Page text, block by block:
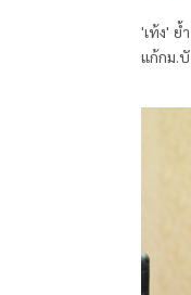
'เท้ง' ย้
แก้กม.
บริการ